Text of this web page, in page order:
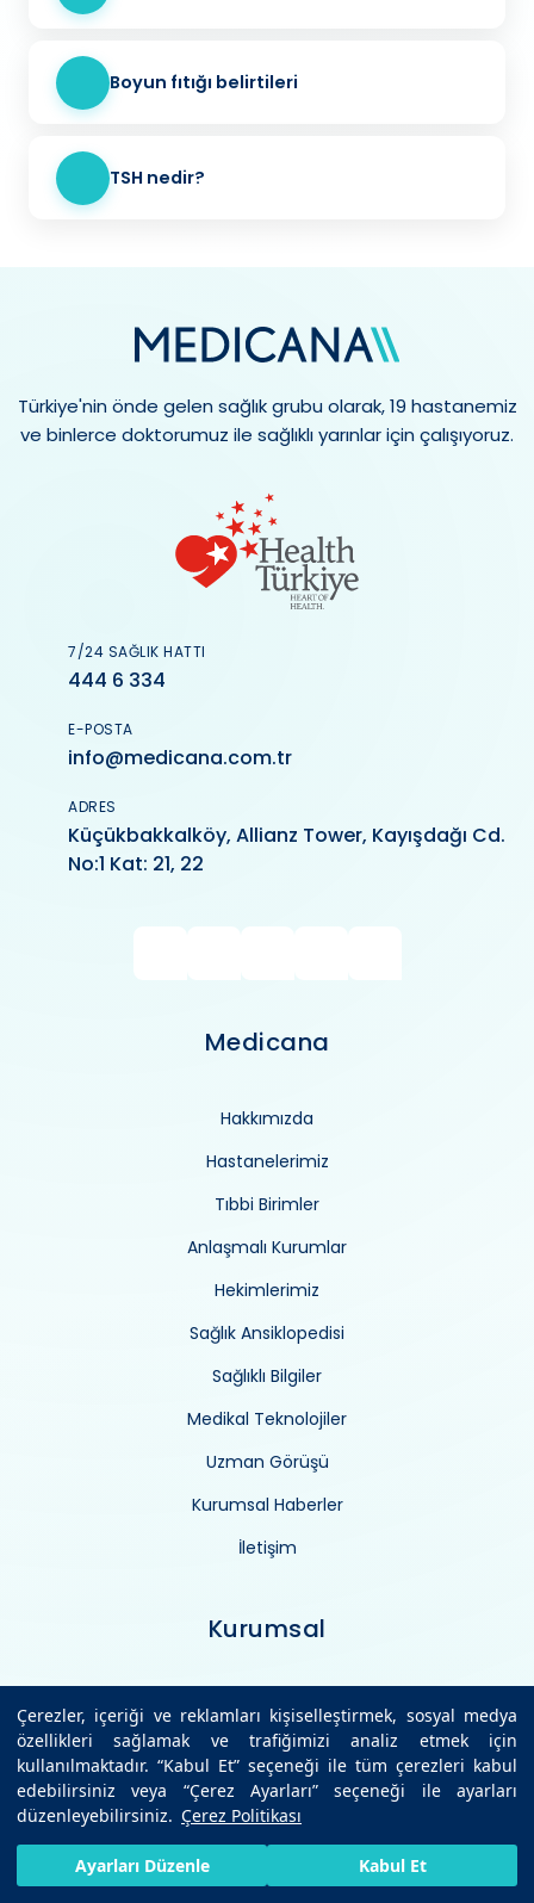
Çerezler, içeriği ve reklamları kişiselleştirmek, sosyal medya
özellikleri sağlamak ve trafiğimizi analiz etmek için
kullanılmaktadır. “Kabul Et” seçeneği ile tüm çerezleri kabul
edebilirsiniz veya “Çerez Ayarları” seçeneği ile ayarları
düzenleyebilirsiniz. Çerez Politikası
Ayarları Düzenle Kabul Et
Boyun fıtığı belirtileri
TSH nedir?
Türkiye'nin önde gelen sağlık grubu olarak, 19 hastanemiz
ve binlerce doktorumuz ile sağlıklı yarınlar için çalışıyoruz.
7/24 SAĞLIK HATTI
444 6 334
E-POSTA
info@medicana.com.tr
ADRES
Küçükbakkalköy, Allianz Tower, Kayışdağı Cd.
No:1 Kat: 21, 22
Medicana
Hakkımızda
Hastanelerimiz
Tıbbi Birimler
Anlaşmalı Kurumlar
Hekimlerimiz
Sağlık Ansiklopedisi
Sağlıklı Bilgiler
Medikal Teknolojiler
Uzman Görüşü
Kurumsal Haberler
İletişim
Kurumsal
İnsan kaynakları
Vizyon/misyon
Yatırımlarımız
Yönetim kadromuz
Kurum bilgileri
HIZLI RANDEVU AL BIZE ULAŞIN